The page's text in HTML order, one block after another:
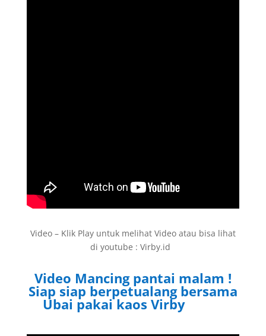
Video – Klik Play untuk melihat Video atau bisa lihat
di youtube : Virby.id
Video Mancing pantai malam !
Siap siap berpetualang bersama
Ubai pakai kaos VirbyVirby.